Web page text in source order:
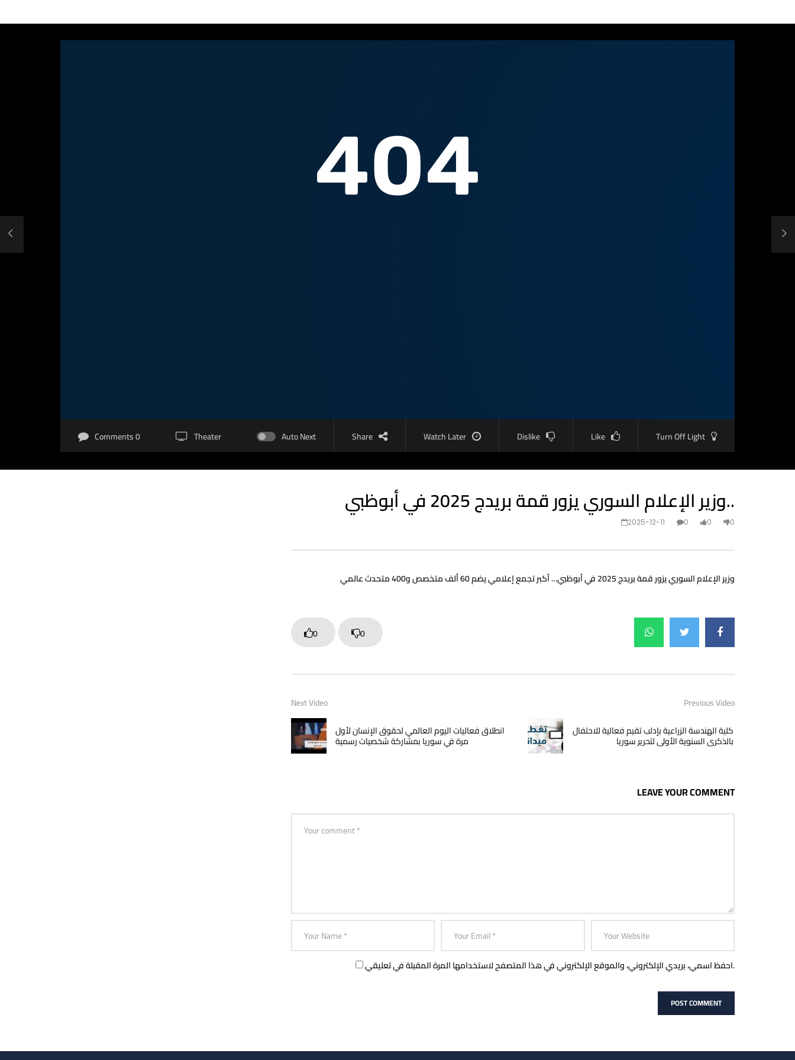
Turn Off Light
Like
Dislike
Watch Later
Share
Auto Next
Theater
0 Comments
وزير الإعلام السوري يزور قمة بريدج 2025 في أبوظبي..
2025-12-11 0 0 0
وزير الإعلام السوري يزور قمة بريدج 2025 في أبوظبي… أكبر تجمع إعلامي يضم 60 ألف متخصص و400 متحدث عالمي
0 0
Previous Video
كلية الهندسة الزراعية بإدلب تقيم فعالية للاحتفال
بالذكرى السنوية الأولى لتحرير سوريا
Next Video
انطلاق فعاليات اليوم العالمي لحقوق الإنسان لأول
مرة في سوريا بمشاركة شخصيات رسمية
LEAVE YOUR COMMENT
احفظ اسمي، بريدي الإلكتروني، والموقع الإلكتروني في هذا المتصفح لاستخدامها المرة المقبلة في تعليقي.